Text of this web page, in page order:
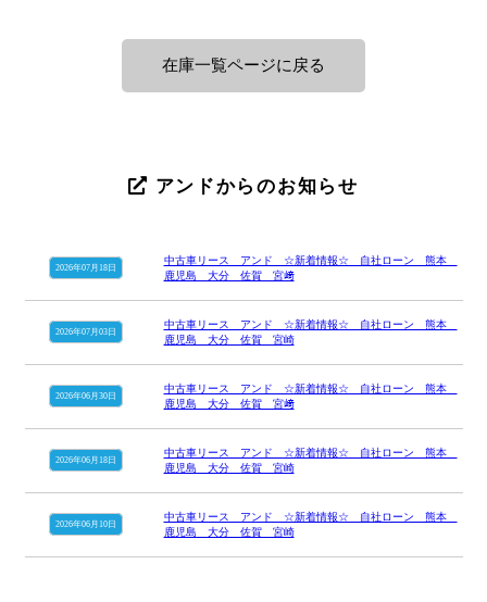
在庫一覧ページに戻る
アンドからのお知らせ
2026年07月18日
中古車リース アンド ☆新着情報☆ 自社ローン 熊本
鹿児島 大分 佐賀 宮﨑
2026年07月03日
中古車リース アンド ☆新着情報☆ 自社ローン 熊本
鹿児島 大分 佐賀 宮崎
2026年06月30日
中古車リース アンド ☆新着情報☆ 自社ローン 熊本
鹿児島 大分 佐賀 宮﨑
2026年06月18日
中古車リース アンド ☆新着情報☆ 自社ローン 熊本
鹿児島 大分 佐賀 宮崎
2026年06月10日
中古車リース アンド ☆新着情報☆ 自社ローン 熊本
鹿児島 大分 佐賀 宮崎